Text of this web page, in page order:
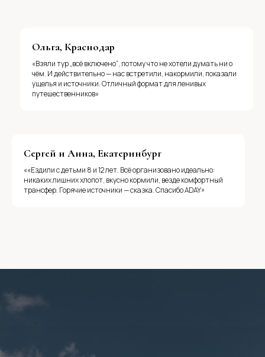
Ольга, Краснодар
«Взяли тур „всё включено“, потому что не хотели думать ни о
чём. И действительно — нас встретили, накормили, показали
ущелья и источники. Отличный формат для ленивых
путешественников»
Сергей и Анна, Екатеринбург
««Ездили с детьми 8 и 12 лет. Всё организовано идеально:
никаких лишних хлопот, вкусно кормили, везде комфортный
трансфер. Горячие источники — сказка. Спасибо ADAY»